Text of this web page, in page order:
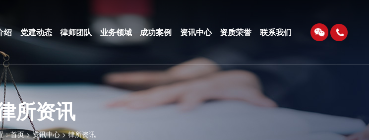
绍 党建动态 律师团队 业务领域 成功案例 资讯中心 资质荣誉 联系我们
所资讯
：首页>资讯中心>律所资讯